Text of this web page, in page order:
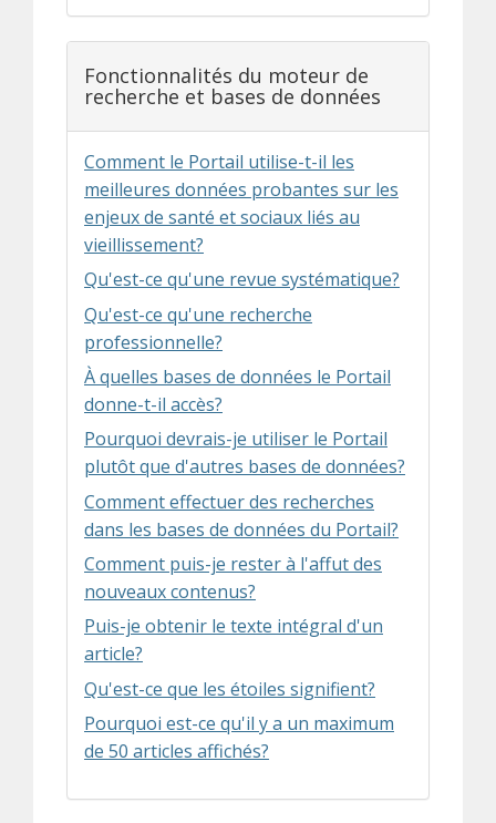
Fonctionnalités du moteur de
recherche et bases de données
Comment le Portail utilise-t-il les
meilleures données probantes sur les
enjeux de santé et sociaux liés au
vieillissement?
Qu'est-ce qu'une revue systématique?
Qu'est-ce qu'une recherche
professionnelle?
À quelles bases de données le Portail
donne-t-il accès?
Pourquoi devrais-je utiliser le Portail
plutôt que d'autres bases de données?
Comment effectuer des recherches
dans les bases de données du Portail?
Comment puis-je rester à l'affut des
nouveaux contenus?
Puis-je obtenir le texte intégral d'un
article?
Qu'est-ce que les étoiles signifient?
Pourquoi est-ce qu'il y a un maximum
de 50 articles affichés?